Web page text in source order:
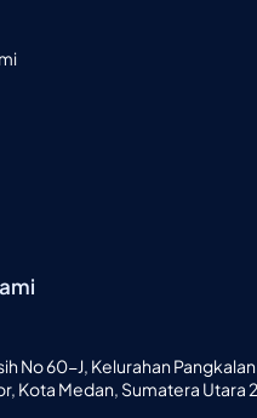
No 60-J, Kelurahan
Kota Medan, Sumatera Utara